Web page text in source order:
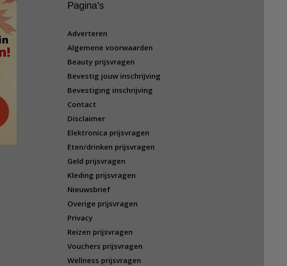
Pagina’s
Adverteren
Algemene voorwaarden
Beauty prijsvragen
Bevestig jouw inschrijving
Bevestiging inschrijving
Contact
Disclaimer
Elektronica prijsvragen
Eten/drinken prijsvragen
Geld prijsvragen
Kleding prijsvragen
Nieuwsbrief
Overige prijsvragen
Privacy
Reizen prijsvragen
Vouchers prijsvragen
Wellness prijsvragen